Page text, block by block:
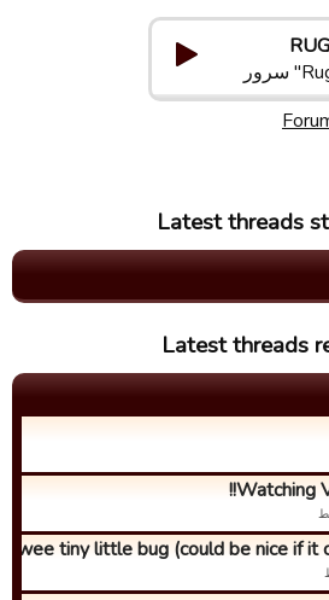
Latest threads
Latest threads
Watching
wee tiny little bug (could be nice if it